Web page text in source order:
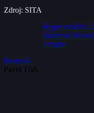
Zdroj: SITA
Heger oznámil,
zachovať
a mafie
Featured
Pavol Tóth